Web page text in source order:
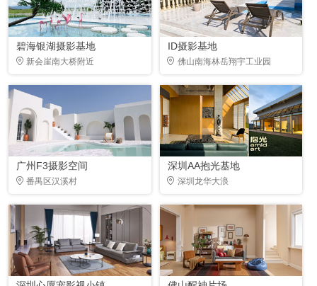
碧海银湖摄影基地
新会崖南大桥附近
ID摄影基地
佛山南海林岳翔宇工业园
广州F3摄影空间
番禺区汉溪村
深圳AA抱光基地
深圳龙华大浪